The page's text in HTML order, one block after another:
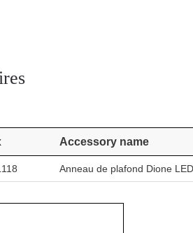
Accessory name
Anneau de plafond Dione